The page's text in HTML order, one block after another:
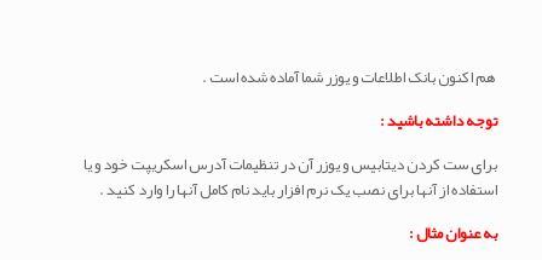
هم اکنون بانک اطلاعات و یوزر شما آماده شده است .
توجه داشته باشید :
برای ست کردن دیتابیس و یوزر آن در تنظیمات آدرس اسکریپت خود و یا
استفاده از آنها برای نصب یک نرم افزار باید نام کامل آنها را وارد کنید .
به عنوان مثال :